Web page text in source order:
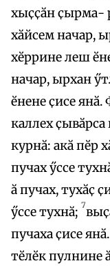
хыҫҫӑн ҫырма-
хӑйсем начар,
хӗррине леш
начар, ырхан
ӗнене ҫисе янӑ.
каллех ҫывӑрса
курнӑ: акӑ пӗр
пучах ӳссе
ӑ пучах, тухӑҫ
ӳссе тухнӑ; 7
пучаха ҫисе
тӗлӗк пулнине